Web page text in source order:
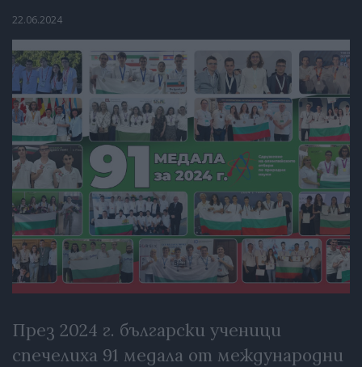
22.06.2024
През 2024 г. български ученици
спечелиха 91 медала от международни